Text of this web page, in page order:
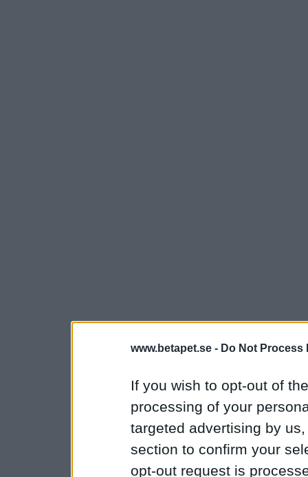
www.betapet.se - Do Not Process
If you wish to opt-out of
processing of your
targeted advertising by
section to confirm your
opt-out request is